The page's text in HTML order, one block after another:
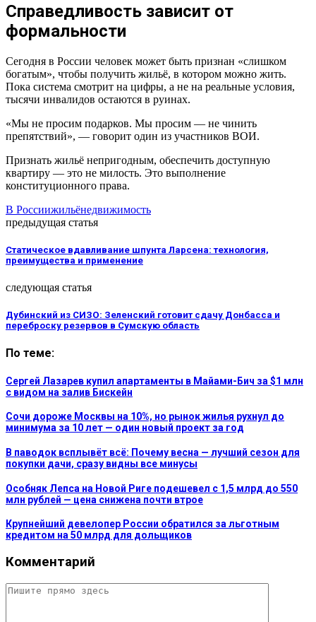
Справедливость зависит от
формальности
Сегодня в России человек может быть признан «слишком
богатым», чтобы получить жильё, в котором можно жить.
Пока система смотрит на цифры, а не на реальные условия,
тысячи инвалидов остаются в руинах.
«Мы не просим подарков. Мы просим — не чинить
препятствий», — говорит один из участников ВОИ.
Признать жильё непригодным, обеспечить доступную
квартиру — это не милость. Это выполнение
конституционного права.
В Россиижильёнедвижимость
предыдущая статья
Статическое вдавливание шпунта Ларсена: технология,
преимущества и применение
следующая статья
Дубинский из СИЗО: Зеленский готовит сдачу Донбасса и
переброску резервов в Сумскую область
По теме:
Сергей Лазарев купил апартаменты в Майами-Бич за $1 млн
с видом на залив Бискейн
Сочи дороже Москвы на 10%, но рынок жилья рухнул до
минимума за 10 лет — один новый проект за год
В паводок всплывёт всё: Почему весна — лучший сезон для
покупки дачи, сразу видны все минусы
Особняк Лепса на Новой Риге подешевел с 1,5 млрд до 550
млн рублей — цена снижена почти втрое
Крупнейший девелопер России обратился за льготным
кредитом на 50 млрд для дольщиков
Комментарий